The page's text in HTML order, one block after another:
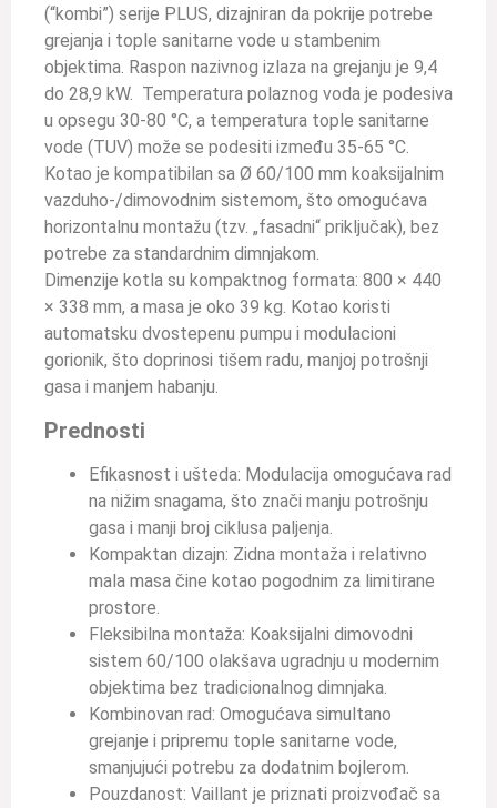
(“kombi”) serije PLUS, dizajniran da pokrije potrebe
grejanja i tople sanitarne vode u stambenim
objektima. Raspon nazivnog izlaza na grejanju je 9,4
do 28,9 kW. Temperatura polaznog voda je podesiva
u opsegu 30-80 °C, a temperatura tople sanitarne
vode (TUV) može se podesiti između 35-65 °C.
Kotao je kompatibilan sa Ø 60/100 mm koaksijalnim
vazduho-/dimovodnim sistemom, što omogućava
horizontalnu montažu (tzv. „fasadni“ priključak), bez
potrebe za standardnim dimnjakom.
Dimenzije kotla su kompaktnog formata: 800 × 440
× 338 mm, a masa je oko 39 kg. Kotao koristi
automatsku dvostepenu pumpu i modulacioni
gorionik, što doprinosi tišem radu, manjoj potrošnji
gasa i manjem habanju.
Prednosti
Efikasnost i ušteda: Modulacija omogućava rad
na nižim snagama, što znači manju potrošnju
gasa i manji broj ciklusa paljenja.
Kompaktan dizajn: Zidna montaža i relativno
mala masa čine kotao pogodnim za limitirane
prostore.
Fleksibilna montaža: Koaksijalni dimovodni
sistem 60/100 olakšava ugradnju u modernim
objektima bez tradicionalnog dimnjaka.
Kombinovan rad: Omogućava simultano
grejanje i pripremu tople sanitarne vode,
smanjujući potrebu za dodatnim bojlerom.
Pouzdanost: Vaillant je priznati proizvođač sa